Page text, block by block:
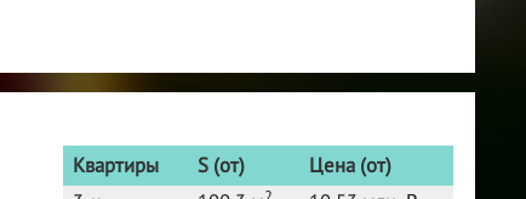
Квартиры S (от)
Цена (от)
2